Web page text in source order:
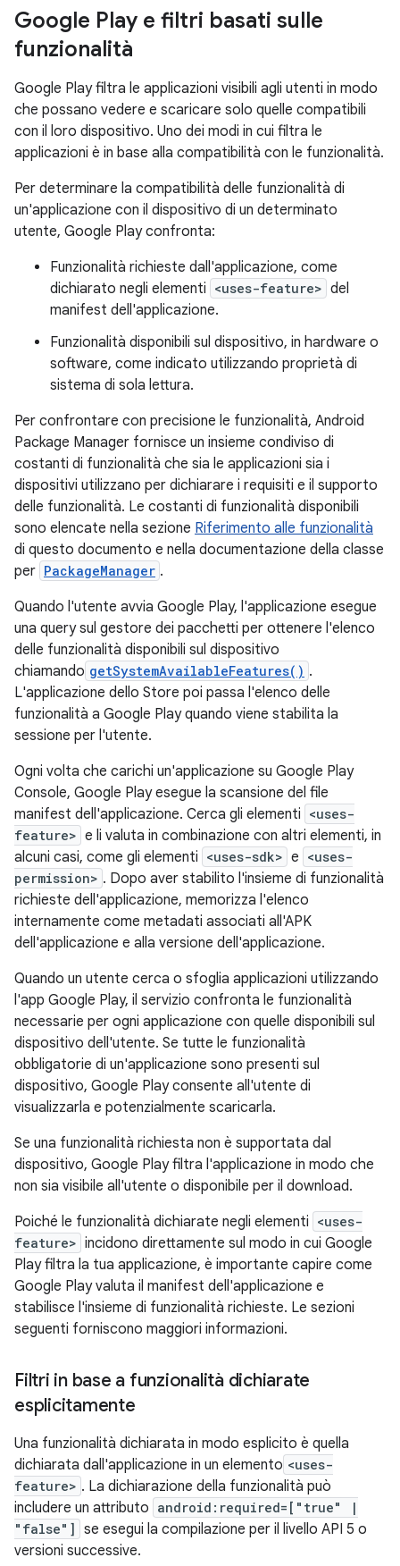
Google Play e filtri basati sulle
funzionalità
Google Play filtra le applicazioni visibili agli utenti in modo
che possano vedere e scaricare solo quelle compatibili
con il loro dispositivo. Uno dei modi in cui filtra le
applicazioni è in base alla compatibilità con le funzionalità.
Per determinare la compatibilità delle funzionalità di
un'applicazione con il dispositivo di un determinato
utente, Google Play confronta:
Funzionalità richieste dall'applicazione, come
dichiarato negli elementi <uses-feature> del
manifest dell'applicazione.
Funzionalità disponibili sul dispositivo, in hardware o
software, come indicato utilizzando proprietà di
sistema di sola lettura.
Per confrontare con precisione le funzionalità, Android
Package Manager fornisce un insieme condiviso di
costanti di funzionalità che sia le applicazioni sia i
dispositivi utilizzano per dichiarare i requisiti e il supporto
delle funzionalità. Le costanti di funzionalità disponibili
sono elencate nella sezione Riferimento alle funzionalità
di questo documento e nella documentazione della classe
per PackageManager .
Quando l'utente avvia Google Play, l'applicazione esegue
una query sul gestore dei pacchetti per ottenere l'elenco
delle funzionalità disponibili sul dispositivo
chiamando getSystemAvailableFeatures() .
L'applicazione dello Store poi passa l'elenco delle
funzionalità a Google Play quando viene stabilita la
sessione per l'utente.
Ogni volta che carichi un'applicazione su Google Play
Console, Google Play esegue la scansione del file
manifest dell'applicazione. Cerca gli elementi <uses-
feature> e li valuta in combinazione con altri elementi, in
alcuni casi, come gli elementi <uses-sdk> e <uses-
permission> . Dopo aver stabilito l'insieme di funzionalità
richieste dell'applicazione, memorizza l'elenco
internamente come metadati associati all'APK
dell'applicazione e alla versione dell'applicazione.
Quando un utente cerca o sfoglia applicazioni utilizzando
l'app Google Play, il servizio confronta le funzionalità
necessarie per ogni applicazione con quelle disponibili sul
dispositivo dell'utente. Se tutte le funzionalità
obbligatorie di un'applicazione sono presenti sul
dispositivo, Google Play consente all'utente di
visualizzarla e potenzialmente scaricarla.
Se una funzionalità richiesta non è supportata dal
dispositivo, Google Play filtra l'applicazione in modo che
non sia visibile all'utente o disponibile per il download.
Poiché le funzionalità dichiarate negli elementi <uses-
feature> incidono direttamente sul modo in cui Google
Play filtra la tua applicazione, è importante capire come
Google Play valuta il manifest dell'applicazione e
stabilisce l'insieme di funzionalità richieste. Le sezioni
seguenti forniscono maggiori informazioni.
Filtri in base a funzionalità dichiarate
esplicitamente
Una funzionalità dichiarata in modo esplicito è quella
dichiarata dall'applicazione in un elemento <uses-
feature> . La dichiarazione della funzionalità può
includere un attributo android:required=["true" |
"false"] se esegui la compilazione per il livello API 5 o
versioni successive.